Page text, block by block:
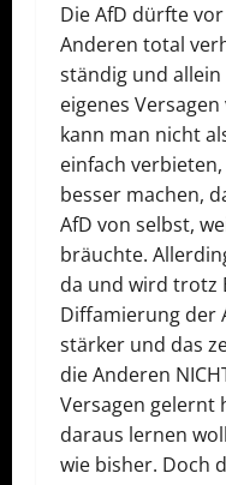
Die AfD dürfte
Anderen total
ständig und
eigenes
kann man nicht
einfach
besser machen,
AfD von selbst,
bräuchte.
da und wird trotz
Diffamierung der
stärker und das
die Anderen
Versagen gelernt
daraus lernen
wie bisher. Doch